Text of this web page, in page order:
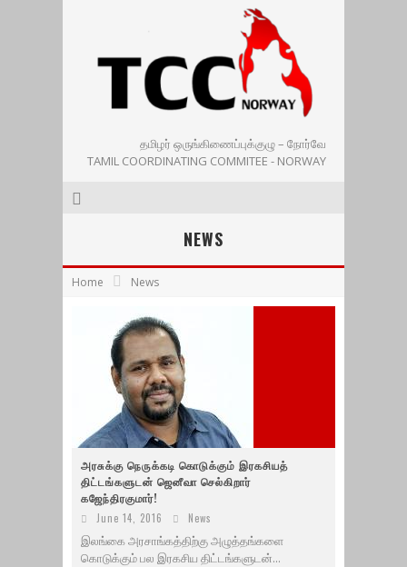
தமிழர் ஒருங்கிணைப்புக்குழு – நோர்வே
TAMIL COORDINATING COMMITEE - NORWAY
NEWS
Home News
அரசுக்கு நெருக்கடி கொடுக்கும் இரகசியத்
திட்டங்களுடன் ஜெனீவா செல்கிறார்
கஜேந்திரகுமார்!
June 14, 2016 News
இலங்கை அரசாங்கத்திற்கு அழுத்தங்களை
கொடுக்கும் பல இரகசிய திட்டங்களுடன்...